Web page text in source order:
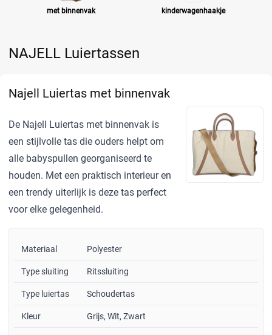
met binnenvak kinderwagenhaakje
NAJELL Luiertassen
Najell Luiertas met binnenvak
De Najell Luiertas met binnenvak is
een stijlvolle tas die ouders helpt om
alle babyspullen georganiseerd te
houden. Met een praktisch interieur en
een trendy uiterlijk is deze tas perfect
voor elke gelegenheid.
Materiaal Polyester
Type sluiting Ritssluiting
Type luiertas Schoudertas
Kleur Grijs, Wit, Zwart